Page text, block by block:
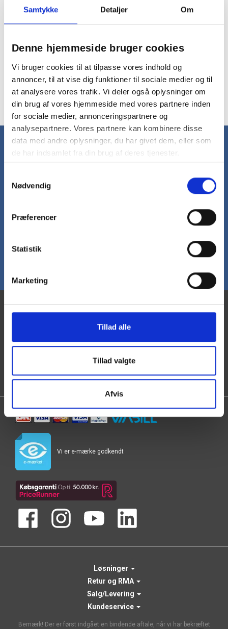
Samtykke Detaljer Om
Denne hjemmeside bruger cookies
Vi bruger cookies til at tilpasse vores indhold og
annoncer, til at vise dig funktioner til sociale medier og til
at analysere vores trafik. Vi deler også oplysninger om
din brug af vores hjemmeside med vores partnere inden
for sociale medier, annonceringspartnere og
analysepartnere. Vores partnere kan kombinere disse
data med andre oplysninger, du har givet dem, eller som
de har indsamlet fra din brug af deres tjenester.
Nødvendig
Præferencer
Statistik
Marketing
Tillad alle
Tillad valgte
Afvis
1
Nyhedsbrev
Solvang 12
70 20 55 37
Vi er e-mærke godkendt
Løsninger
Retur og RMA
Salg/Levering
Kundeservice
Bemærk! Der er først indgået en bindende aftale, når vi har bekræftet